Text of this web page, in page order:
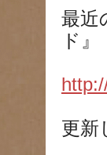
最近
ド』
更新